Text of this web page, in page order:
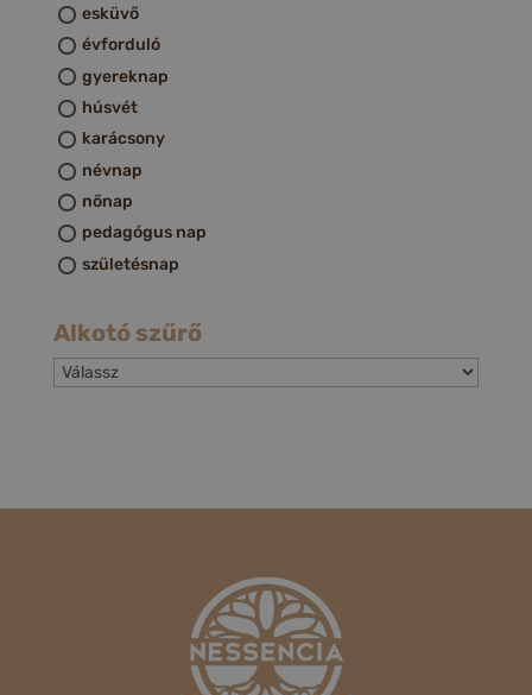
esküvő
évforduló
gyereknap
húsvét
karácsony
névnap
nőnap
pedagógus nap
születésnap
Alkotó szűrő